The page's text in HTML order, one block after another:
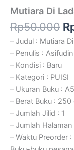
Mutiara Di
Rp50.000
– Judul : Mutiara
– Penulis :
– Kondisi : Baru
– Kategori : PUISI
– Ukuran Buku : A5
– Berat Buku : 250
– Jumlah Jilid : 1
– Jumlah Halaman
– Waktu Preorder :